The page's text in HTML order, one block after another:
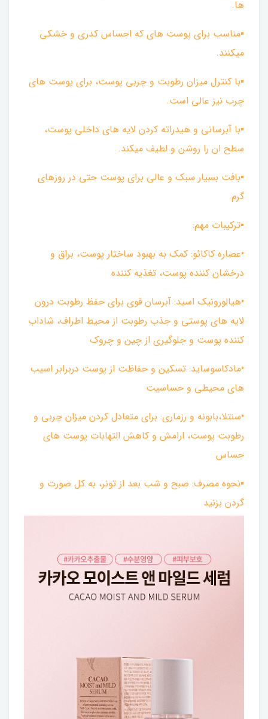
ها.
▪︎مناسب برای پوست های که احساس کدری و خشکی
میکنند.
▪︎با کنترل میزان رطوبت و چربی پوست، برای پوست های
چرب نیز عالی است.
▪︎با آبرسانی و هیدراته کردن لایه های داخلی پوست،
سطح ان را روشن و لطیف میکند.
▪︎بافت بسیار سبک و عالی برای پوست حتی در روزهای
گرم.
▪︎ترکیبات مهم:
•عصاره کاکائو: کمک به بهبود ساختار پوست، براق و
درخشان کننده پوست، تغذیه کننده
•هیالورونیک اسید: آبرسان قوی برای حفظ رطوبت درون
لایه های پوستی و جذب رطوبت از محیط اطراف، شاداب
کننده پوست و جلوگیری از چین و چروک
•مادکاسوساید: تسکین و حفاظت از پوست دربرابر اسیب
های محیطی و حساسیت
•سنتلا،بابونه و رزماری: برای متعادل کردن میزان چربی و
رطوبت پوست، ارامش و کاهش التهابات پوست های
حساس
▪︎نحوه مصرف: صبح و شب بعد از تونر، به کل صورت و
گردن بزنید